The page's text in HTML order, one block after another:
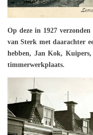
Op deze in 1927
van Sterk met daarachter
hebben, Jan Kok, Kuipers,
timmerwerkplaats.